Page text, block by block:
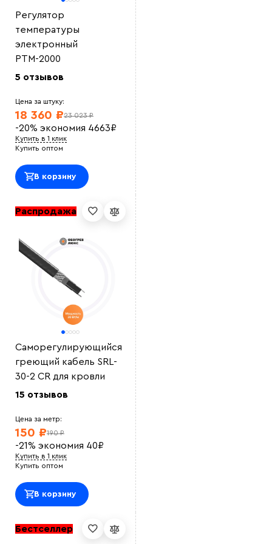
Регулятор
температуры
электронный
РТМ-2000
5 отзывов
Цена за штуку:
23 023 ₽
18 360 ₽
-20% экономия 4663₽
Купить в 1 клик
Купить оптом
В корзину
Распродажа
Саморегулирующийся
греющий кабель SRL-
30-2 CR для кровли
15 отзывов
Цена за метр:
190 ₽
150 ₽
-21% экономия 40₽
Купить в 1 клик
Купить оптом
В корзину
Бестселлер